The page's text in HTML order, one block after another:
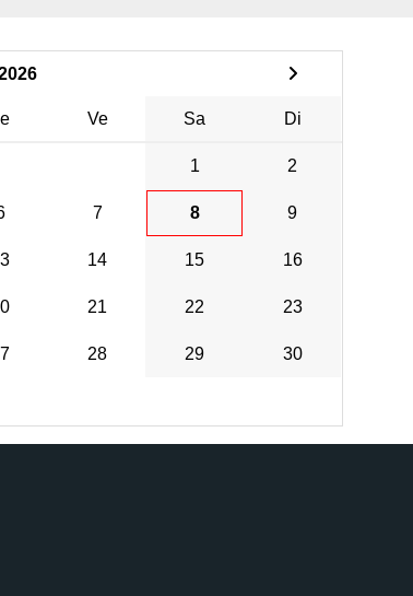
Ve Sa Di
1 2
7 8 9
14 15 16
21 22 23
28 29 30